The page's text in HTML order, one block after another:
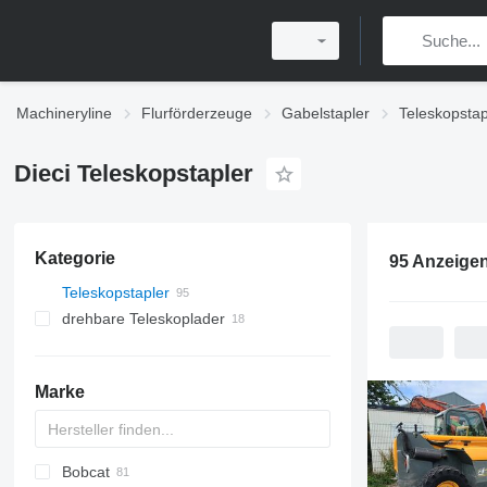
Machineryline Flurförderzeuge Gabelstapler
Dieci Teleskopstapler
Kategorie
Teleskopstapler
drehbare Teleskoplader
Marke
T-series
Bobcat
95